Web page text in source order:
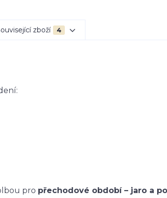
zboží 4
pro přechodové období – jaro a